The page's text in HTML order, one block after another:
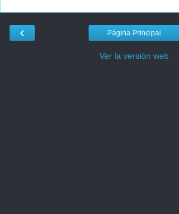
‹ Página Principal
Ver la versión web